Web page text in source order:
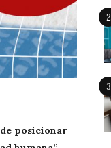
posicionar
2
3